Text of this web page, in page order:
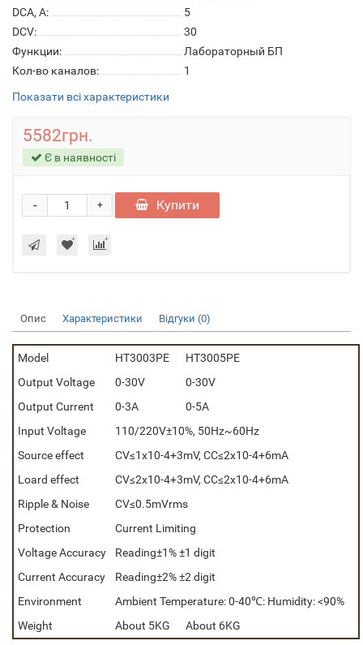
DCA, А:
5
DCV:
30
Функции:
Лабораторный БП
Кол-во каналов:
1
Показати всі характеристики
5582грн.
Є в наявності
+
- Купити
Опис Характеристики Відгуки (0)
Model HT3003PE
HT3005PE
Output Voltage
0-30V
0-30V
Output Current
0-3A
0-5A
Input Voltage
110/220V±10%, 50Hz~60Hz
Source effect
CV≤1x10-4+3mV, CC≤2x10-4+6mA
Loard effect
CV≤2x10-4+3mV, CC≤2x10-4+6mA
Ripple & Noise
CV≤0.5mVrms
Protection
Current Limiting
Voltage Accuracy
Reading±1% ±1 digit
Current Accuracy
Reading±2% ±2 digit
Environment
Ambient Temperature: 0-40℃: Humidity: <90%
Weight
About 5KG About 6KG